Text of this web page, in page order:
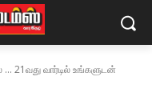
… 21வது வார்டில் உங்களுடன்